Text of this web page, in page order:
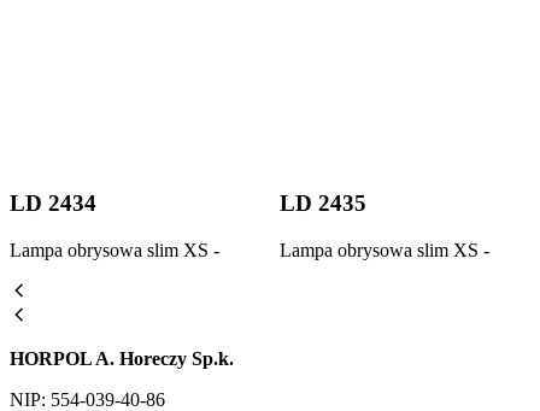
LD 2434
Lampa obrysowa slim XS -
LD 2435
Lampa obrysowa slim XS -
HORPOL A. Horeczy Sp.k.
NIP: 554-039-40-86